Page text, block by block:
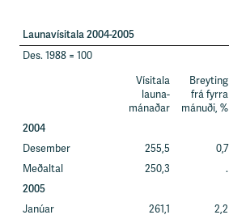
Launavísitala 2004-2005
Des. 1988 = 100
Vísitala
launa-
mánaðar
Breyting
frá fyrra
mánuði, %
2004
Desember
255,5 0,7
Meðaltal
250,3 .
2005
Janúar
261,1 2,2